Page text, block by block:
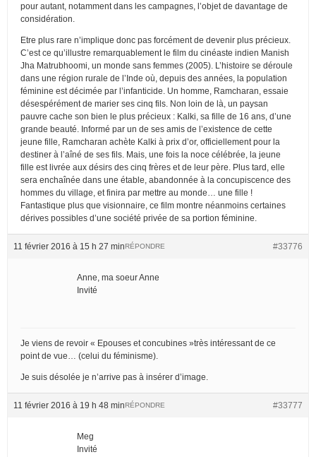
pour autant, notamment dans les campagnes, l’objet de davantage de
considération.
Etre plus rare n’implique donc pas forcément de devenir plus précieux.
C’est ce qu’illustre remarquablement le film du cinéaste indien Manish
Jha Matrubhoomi, un monde sans femmes (2005). L’histoire se déroule
dans une région rurale de l’Inde où, depuis des années, la population
féminine est décimée par l’infanticide. Un homme, Ramcharan, essaie
désespérément de marier ses cinq fils. Non loin de là, un paysan
pauvre cache son bien le plus précieux : Kalki, sa fille de 16 ans, d’une
grande beauté. Informé par un de ses amis de l’existence de cette
jeune fille, Ramcharan achète Kalki à prix d’or, officiellement pour la
destiner à l’aîné de ses fils. Mais, une fois la noce célébrée, la jeune
fille est livrée aux désirs des cinq frères et de leur père. Plus tard, elle
sera enchaînée dans une étable, abandonnée à la concupiscence des
hommes du village, et finira par mettre au monde… une fille !
Fantastique plus que visionnaire, ce film montre néanmoins certaines
dérives possibles d’une société privée de sa portion féminine.
11 février 2016 à 15 h 27 min #33776
RÉPONDRE
Anne, ma soeur Anne
Invité
Je viens de revoir « Epouses et concubines »très intéressant de ce
point de vue… (celui du féminisme).
Je suis désolée je n’arrive pas à insérer d’image.
11 février 2016 à 19 h 48 min #33777
RÉPONDRE
Meg
Invité